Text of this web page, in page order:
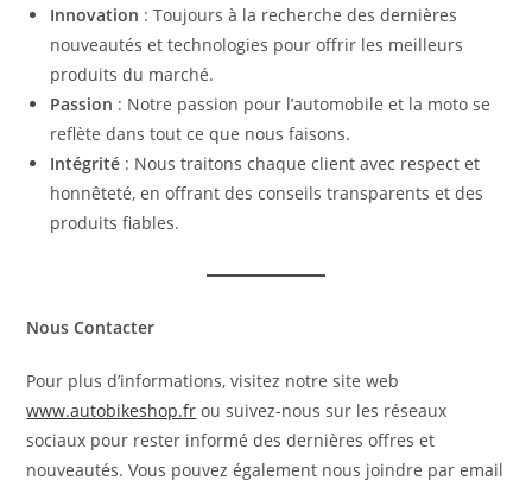
Innovation : Toujours à la recherche des dernières
nouveautés et technologies pour offrir les meilleurs
produits du marché.
Passion : Notre passion pour l’automobile et la moto se
reflète dans tout ce que nous faisons.
Intégrité : Nous traitons chaque client avec respect et
honnêteté, en offrant des conseils transparents et des
produits fiables.
Nous Contacter
Pour plus d’informations, visitez notre site web
www.autobikeshop.fr ou suivez-nous sur les réseaux
sociaux pour rester informé des dernières offres et
nouveautés. Vous pouvez également nous joindre par email